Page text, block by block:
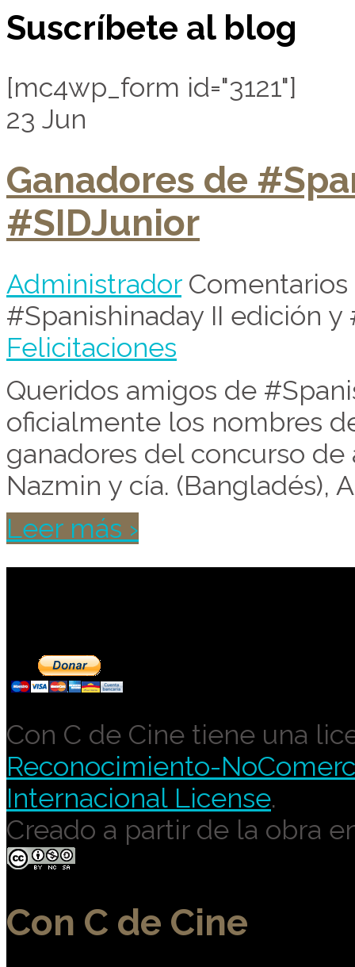
Suscríbete al blog
[mc4wp_form id="3121"]
23 Jun
Ganadores de
#SIDJunior
Administrador
#Spanishinaday II edición y
Felicitaciones
Queridos amigos de
oficialmente los nombres
ganadores del concurso de
Nazmin y cía. (Bangladés),
Leer más ›
Con C de Cine tiene una
Reconocimiento-
Internacional License.
Creado a partir de la obra
Con C de Cine